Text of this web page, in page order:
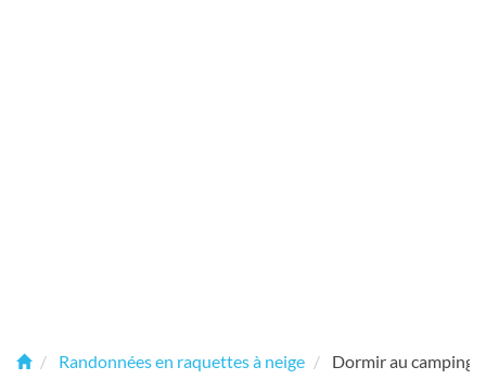
Randonnées en raquettes à neige Dormir au camping